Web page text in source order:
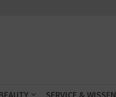
SERVICE & WISSEN